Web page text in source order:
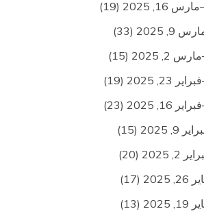
(19)
(33)
(15)
(19)
(23)
(15)
(20)
(17)
(13)